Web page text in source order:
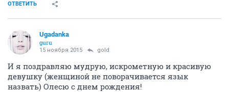
ОТВЕТИТЬ
Ugadanka
guru
15 ноября 2015 gold
И я поздравляю мудрую, искрометную и красивую
девушку (женщиной не поворачивается язык
назвать) Олесю с днем рождения!